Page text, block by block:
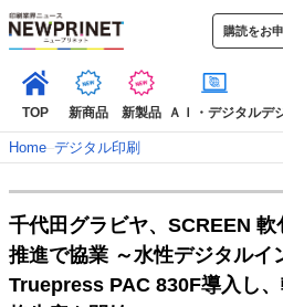
購読をお
TOP 新商品 新製品 ＡＩ・デジタルデ
TOP
新着記事 特集記事
インタビュー
コレクション
Home–デジタル印刷
千代田グラビヤ、SCREEN
推進で協業 ～水性デジタルイ
Truepress PAC 830F導入し